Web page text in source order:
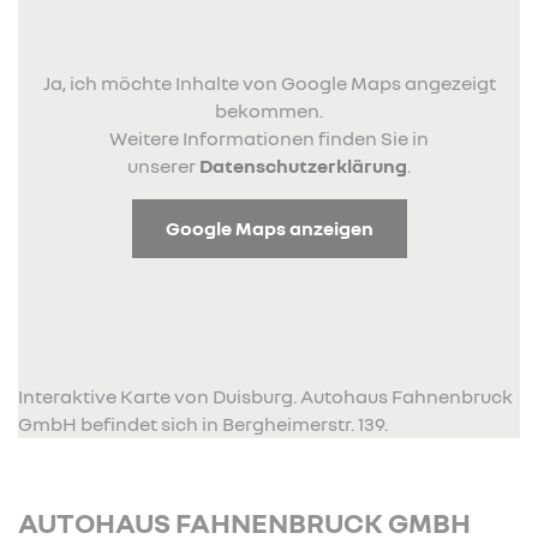
Ja, ich möchte Inhalte von Google Maps angezeigt
bekommen.
Weitere Informationen finden Sie in
unserer Datenschutzerklärung
Google Maps anzeigen
Interaktive Karte von Duisburg. Autohaus Fahnenbruck
GmbH befindet sich in Bergheimerstr. 139.
AUTOHAUS FAHNENBRUCK GMBH